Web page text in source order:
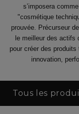
s’imposera
"cosmétique
prouvée. Précurseur
le meilleur des
pour créer des
innovation,
Tous les